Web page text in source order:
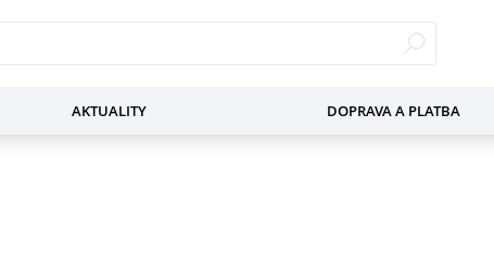
AKTUALITY DOPRAVA A PLATBA